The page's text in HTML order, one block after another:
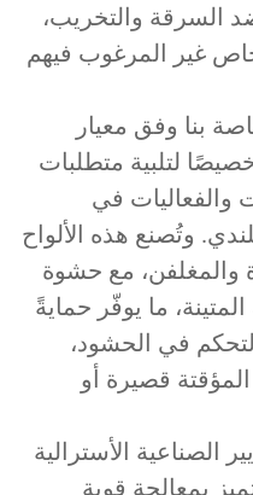
والتخريب،
غير المرغوب فيهم
بنا وفق معيار
لتلبية متطلبات
في
وتُصنع هذه الألواح
مع حشوة
ما يوفّر حمايةً
في الحشود،
قصيرة أو
الأسترالية
بمعالجة قوية